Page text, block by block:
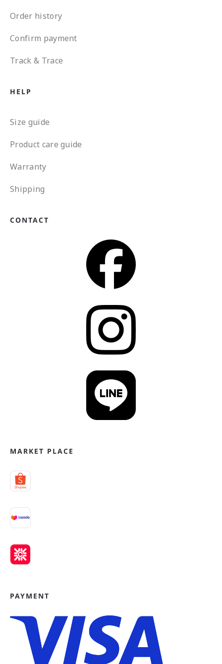
Order history
Confirm payment
Track & Trace
HELP
Size guide
Product care guide
Warranty
Shipping
CONTACT
MARKET PLACE
PAYMENT